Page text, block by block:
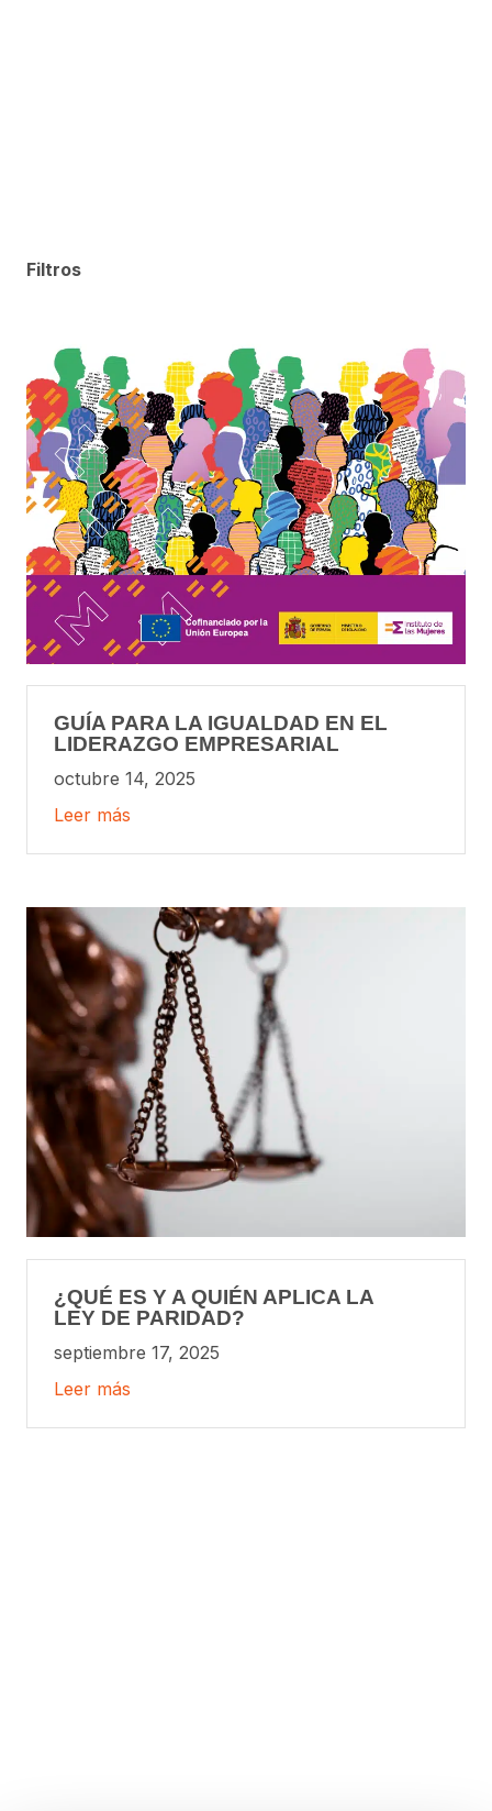
Filtros
GUÍA PARA LA IGUALDAD EN EL
LIDERAZGO EMPRESARIAL
octubre 14, 2025
Leer más
¿QUÉ ES Y A QUIÉN APLICA LA
LEY DE PARIDAD?
septiembre 17, 2025
Leer más